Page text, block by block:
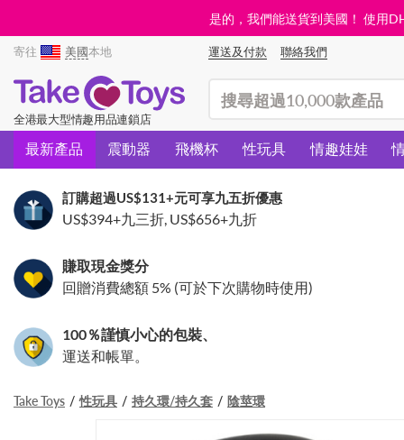
是的，我們能送貨到美國！ 使用
寄往 美國本地 運送及付款 聯絡我們
全港最大型情趣用品連鎖店
最新產品 震動器 飛機杯 性玩具 情趣娃娃
訂購超過US$131+元可享九五折優惠
US$394+九三折, US$656+九折
賺取現金獎分
回贈消費總額 5% (可於下次購物時使用)
100％謹慎小心的包裝、
運送和帳單。
Take Toys 性玩具 持久環/持久套 陰莖環